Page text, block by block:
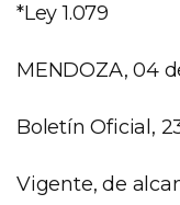
*Ley 1.079
MENDOZA, 04
Boletín Oficial,
Vigente, de